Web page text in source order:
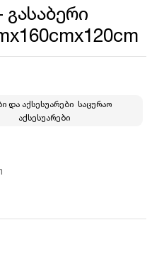
გასაბერი
და აქსესუარები, საცურაო
აქსესუარები